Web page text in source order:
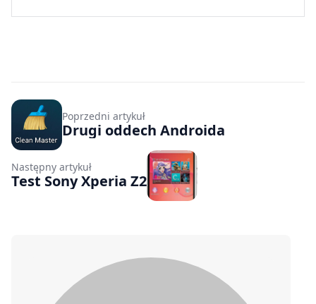
Poprzedni artykuł
Drugi oddech Androida
Następny artykuł
Test Sony Xperia Z2